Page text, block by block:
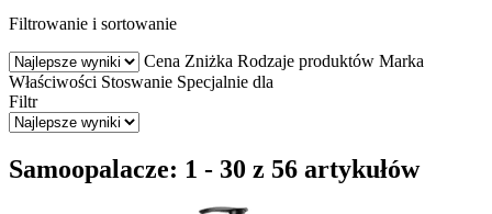
Filtrowanie i sortowanie
Cena Zniżka Rodzaje produktów Marka
Właściwości Stoswanie Specjalnie dla
Filtr
Samoopalacze: 1 - 30 z 56 artykułów